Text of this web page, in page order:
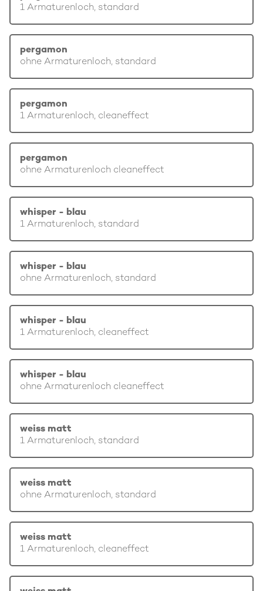
1 Armaturenloch, standard
pergamon
ohne Armaturenloch, standard
pergamon
1 Armaturenloch, cleaneffect
pergamon
ohne Armaturenloch cleaneffect
whisper - blau
1 Armaturenloch, standard
whisper - blau
ohne Armaturenloch, standard
whisper - blau
1 Armaturenloch, cleaneffect
whisper - blau
ohne Armaturenloch cleaneffect
weiss matt
1 Armaturenloch, standard
weiss matt
ohne Armaturenloch, standard
weiss matt
1 Armaturenloch, cleaneffect